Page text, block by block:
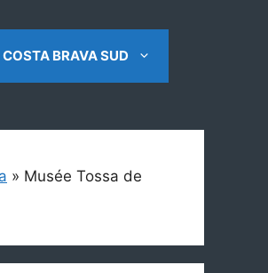
COSTA BRAVA SUD
» Musée Tossa de